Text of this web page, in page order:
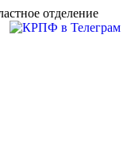
отделение